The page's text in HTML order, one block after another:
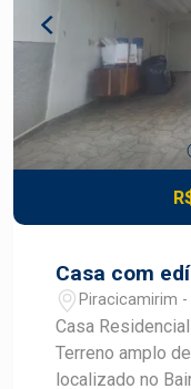
Casa com
Piracicamirim
Casa Residencial à Venda
Terreno amplo
localizado no